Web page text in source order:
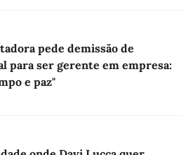
pede demissão de
para ser gerente em empresa:
e paz"